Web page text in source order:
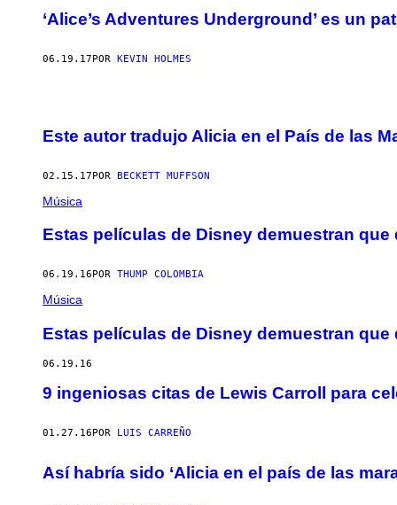
‘Alice’s Adventures Underground’ es un
06.19.17 POR KEVIN HOLMES
Este autor tradujo Alicia en el País de las
02.15.17POR BECKETT MUFFSON
Música
Estas películas de Disney demuestran
06.19.16 POR THUMP COLOMBIA
Música
Estas películas de Disney demuestran
06.19.16
9 ingeniosas citas de Lewis Carroll para
01.27.16 POR LUIS CARREÑO
Así habría sido ‘Alicia en el país de las